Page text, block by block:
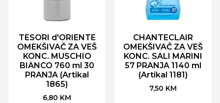
TESORI d'ORIENTE
OMEKŠIVAČ ZA VEŠ
KONC. MUSCHIO
BIANCO 760 ml 30
PRANJA (Artikal
1865)
6,80 KM
CHANTECLAIR
OMEKŠIVAČ ZA VEŠ
KONC. SALI MARINI
57 PRANJA 1140 ml
(Artikal 1181)
7,50 KM